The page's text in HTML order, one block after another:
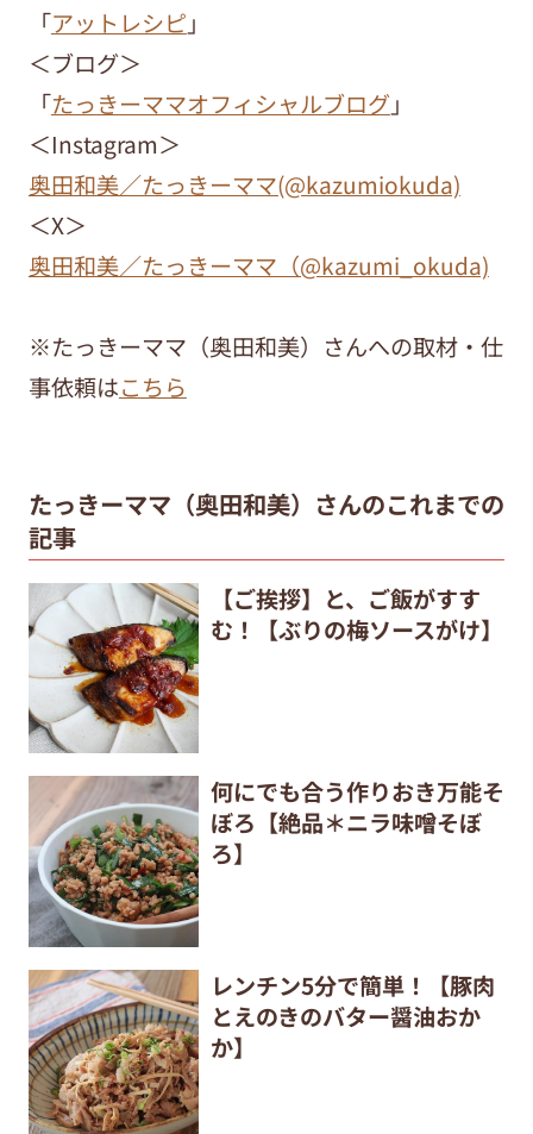
「アットレシピ 」
＜ブログ＞
「たっきーママオフィシャルブログ」
＜Instagram＞
奥田和美／たっきーママ(@kazumiokuda)
＜X＞
奥田和美／たっきーママ（@kazumi_okuda)
※たっきーママ（奥田和美）さんへの取材・仕
事依頼はこちら
たっきーママ（奥田和美）さんのこれまでの
記事
【ご挨拶】と、ご飯がすす
む！【ぶりの梅ソースがけ】
何にでも合う作りおき万能そ
ぼろ【絶品＊ニラ味噌そぼ
ろ】
レンチン5分で簡単！【豚肉
とえのきのバター醤油おか
か】